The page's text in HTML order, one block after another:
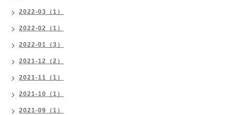
2022-03（1）
2022-02（1）
2022-01（3）
2021-12（2）
2021-11（1）
2021-10（1）
2021-09（1）